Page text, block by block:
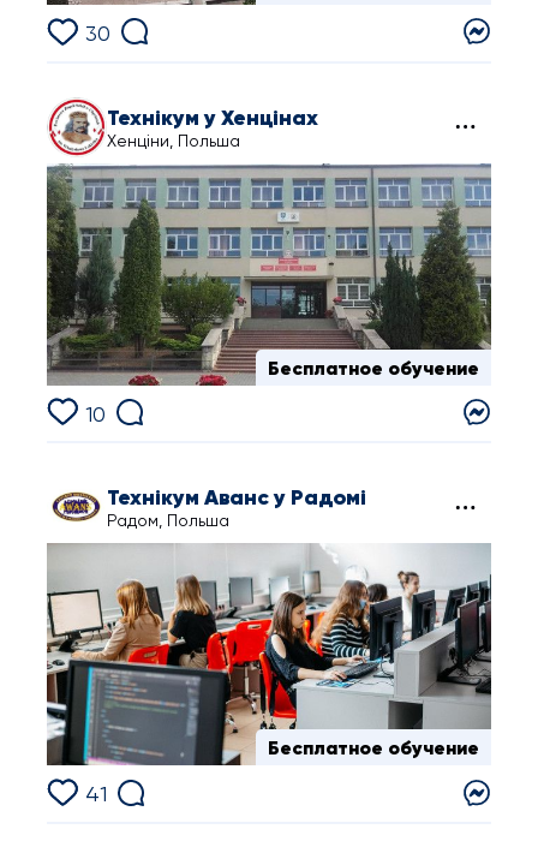
30
Технікум у Хенцінах
Хенціни, Польша
Бесплатное обучение
10
Технікум Аванс у Радомі
Радом, Польша
Бесплатное обучение
41